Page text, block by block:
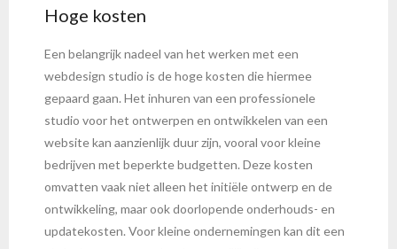
Hoge kosten
Een belangrijk nadeel van het werken met een
webdesign studio is de hoge kosten die hiermee
gepaard gaan. Het inhuren van een professionele
studio voor het ontwerpen en ontwikkelen van een
website kan aanzienlijk duur zijn, vooral voor kleine
bedrijven met beperkte budgetten. Deze kosten
omvatten vaak niet alleen het initiële ontwerp en de
ontwikkeling, maar ook doorlopende onderhouds- en
updatekosten. Voor kleine ondernemingen kan dit een